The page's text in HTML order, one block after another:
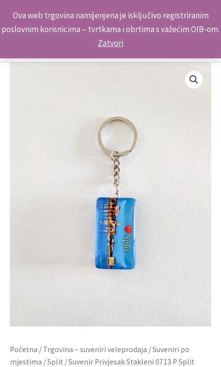
Ova web trgovina namijenjena je isključivo registriranim
poslovnim korisnicima – tvrtkama i obrtima s važećim OIB-om.
Zatvori
content
Kontakt telefon: +385 98 179 3891
Početna / Trgovina – suveniri veleprodaja /Suveniri po
mjestima /Split / Suvenir Privjesak Stakleni 0713 P Split